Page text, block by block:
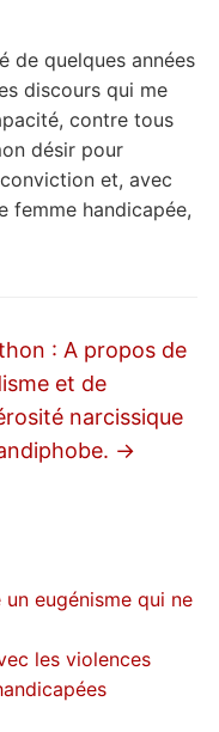
eugénisme qui ne
les violences
de quelques années
discours qui me
contre tous
désir pour
et, avec
femme handicapée,
: A propos de
et de
narcissique
→